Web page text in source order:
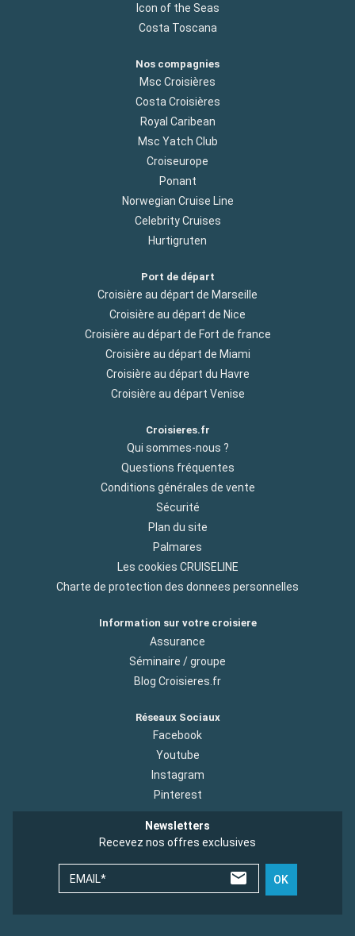
Icon of the Seas
Costa Toscana
Nos compagnies
Msc Croisières
Costa Croisières
Royal Caribean
Msc Yatch Club
Croiseurope
Ponant
Norwegian Cruise Line
Celebrity Cruises
Hurtigruten
Port de départ
Croisière au départ de Marseille
Croisière au départ de Nice
Croisière au départ de Fort de france
Croisière au départ de Miami
Croisière au départ du Havre
Croisière au départ Venise
Croisieres.fr
Qui sommes-nous ?
Questions fréquentes
Conditions générales de vente
Sécurité
Plan du site
Palmares
Les cookies CRUISELINE
Charte de protection des donnees personnelles
Information sur votre croisiere
Assurance
Séminaire / groupe
Blog Croisieres.fr
Réseaux Sociaux
Facebook
Youtube
Instagram
Pinterest
Newsletters
Recevez nos offres exclusives
EMAIL* OK